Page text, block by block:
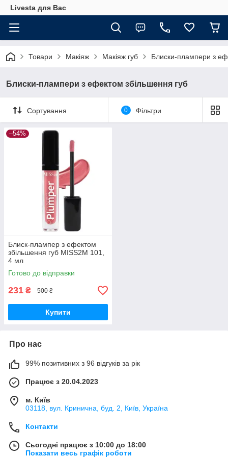
Livesta для Вас
Товари Макіяж Макіяж губ Блиски-плампери з
Блиски-плампери з ефектом збільшення губ
Сортування 0 Фільтри
–54%
Блиск-плампер з ефектом
збільшення губ MISS2M 101,
4 мл
Готово до відправки
231 ₴ 500 ₴
Купити
Про нас
99% позитивних з 96 відгуків за рік
Працює з 20.04.2023
м. Київ
03118, вул. Кринична, буд. 2, Київ, Україна
Контакти
Сьогодні працює з 10:00 до 18:00
Показати весь графік роботи